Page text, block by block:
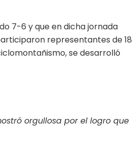
7-6 y que en dicha jornada
representantes de 18
se desarrolló
orgullosa por el logro que